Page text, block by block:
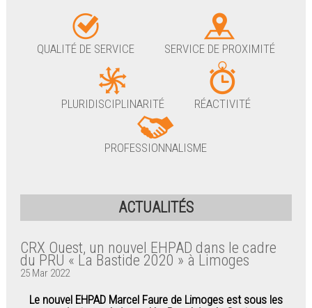
QUALITÉ DE SERVICE SERVICE DE PROXIMITÉ
PLURIDISCIPLINARITÉ RÉACTIVITÉ
PROFESSIONNALISME
ACTUALITÉS
CRX Ouest, un nouvel EHPAD dans le cadre
du PRU « La Bastide 2020 » à Limoges
25 Mar 2022
Le nouvel EHPAD Marcel Faure de Limoges est sous les